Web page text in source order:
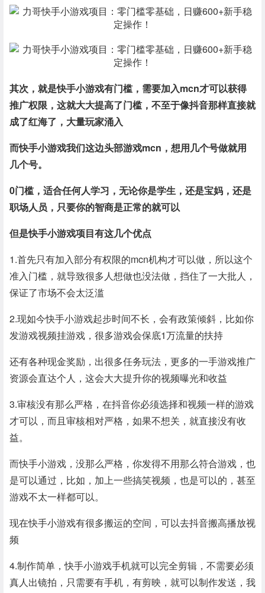
其次，就是快手小游戏有门槛，需要加入mcn才可以获得
推广权限，这就大大提高了门槛，不至于像抖音那样直接就
成了红海了，大量玩家涌入
而快手小游戏我们这边头部游戏mcn，想用几个号做就用
几个号。
0门槛，适合任何人学习，无论你是学生，还是宝妈，还是
职场人员，只要你的智商是正常的就可以
但是快手小游戏项目有这几个优点
1.首先只有加入部分有权限的mcn机构才可以做，所以这个
准入门槛，就导致很多人想做也没法做，挡住了一大批人，
保证了市场不会太泛滥
2.现如今快手小游戏起步时间不长，会有政策倾斜，比如你
发游戏视频挂游戏，很多游戏会保底1万流量的扶持
还有各种现金奖励，出很多任务玩法，更多的一手游戏推广
资源会直达个人，这会大大提升你的视频曝光和收益
3.审核没有那么严格，在抖音你必须选择和视频一样的游戏
才可以，而且审核相对严格，如果不想关，就直接没有收
益。
而快手小游戏，没那么严格，你发得不用那么符合游戏，也
是可以通过，比如，加上一些搞笑视频，也是可以的，甚至
游戏不太一样都可以。
现在快手小游戏有很多搬运的空间，可以去抖音搬高播放视
频
4.制作简单，快手小游戏手机就可以完全剪辑，不需要必须
真人出镜拍，只需要有手机，有剪映，就可以制作发送，我